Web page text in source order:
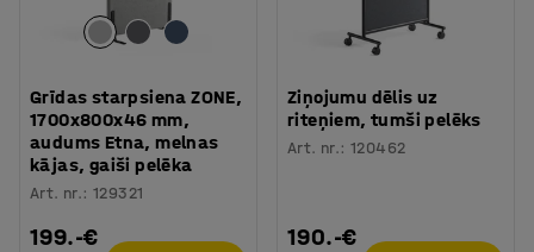
Grīdas starpsiena ZONE,
1700x800x46 mm,
audums Etna, melnas
kājas, gaiši pelēka
Art. nr.:129321
199.-€
Ziņojumu dēlis uz
riteņiem, tumši pelēks
Art. nr.:120462
190.-€